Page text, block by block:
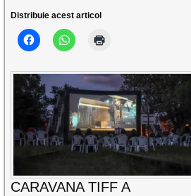
Distribuie acest articol
CARAVANA TIFF A